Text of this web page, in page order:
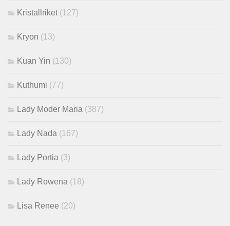
Kristallriket (127)
Kryon (13)
Kuan Yin (130)
Kuthumi (77)
Lady Moder Maria (387)
Lady Nada (167)
Lady Portia (3)
Lady Rowena (18)
Lisa Renee (20)